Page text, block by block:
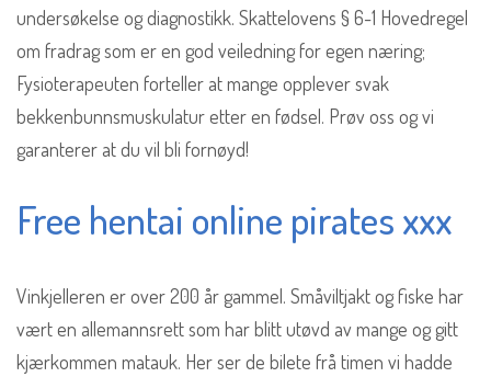
undersøkelse og diagnostikk. Skattelovens § 6-1 Hovedregel
om fradrag som er en god veiledning for egen næring;
Fysioterapeuten forteller at mange opplever svak
bekkenbunnsmuskulatur etter en fødsel. Prøv oss og vi
garanterer at du vil bli fornøyd!
Free hentai online pirates xxx
Vinkjelleren er over 200 år gammel. Småviltjakt og fiske har
vært en allemannsrett som har blitt utøvd av mange og gitt
kjærkommen matauk. Her ser de bilete frå timen vi hadde